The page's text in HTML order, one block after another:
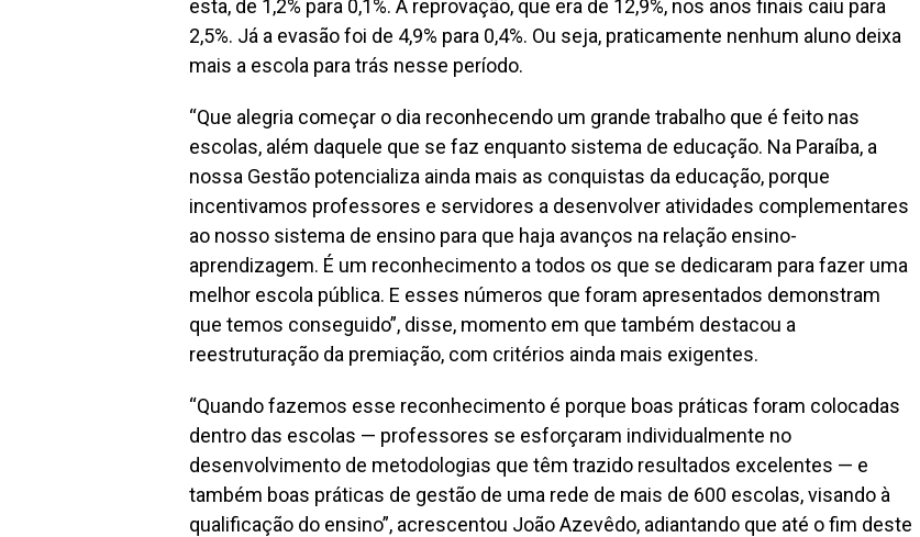
esta, de 1,2% para 0,1%. A reprovação, que era de 12,9%, nos anos finais caiu para
2,5%. Já a evasão foi de 4,9% para 0,4%. Ou seja, praticamente nenhum aluno deixa
mais a escola para trás nesse período.
“Que alegria começar o dia reconhecendo um grande trabalho que é feito nas
escolas, além daquele que se faz enquanto sistema de educação. Na Paraíba, a
nossa Gestão potencializa ainda mais as conquistas da educação, porque
incentivamos professores e servidores a desenvolver atividades complementares
ao nosso sistema de ensino para que haja avanços na relação ensino-
aprendizagem. É um reconhecimento a todos os que se dedicaram para fazer uma
melhor escola pública. E esses números que foram apresentados demonstram
que temos conseguido”, disse, momento em que também destacou a
reestruturação da premiação, com critérios ainda mais exigentes.
“Quando fazemos esse reconhecimento é porque boas práticas foram colocadas
dentro das escolas — professores se esforçaram individualmente no
desenvolvimento de metodologias que têm trazido resultados excelentes — e
também boas práticas de gestão de uma rede de mais de 600 escolas, visando à
qualificação do ensino”, acrescentou João Azevêdo, adiantando que até o fim deste